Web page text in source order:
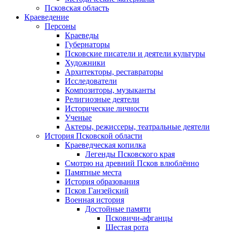
Псковская область
Краеведение
Персоны
Краеведы
Губернаторы
Псковские писатели и деятели культуры
Художники
Архитекторы, реставраторы
Исследователи
Композиторы, музыканты
Религиозные деятели
Исторические личности
Ученые
Актеры, режиссеры, театральные деятели
История Псковской области
Краеведческая копилка
Легенды Псковского края
Смотрю на древний Псков влюблённо
Памятные места
История образования
Псков Ганзейский
Военная история
Достойные памяти
Псковичи-афганцы
Шестая рота